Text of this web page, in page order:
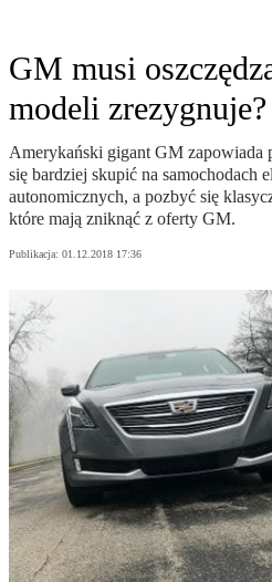
GM musi
modeli zrezygnuje?
Amerykański gigant GM zapowiada
się bardziej skupić na samochodach
autonomicznych, a pozbyć się
które mają zniknąć z oferty GM.
Publikacja: 01.12.2018 17:36